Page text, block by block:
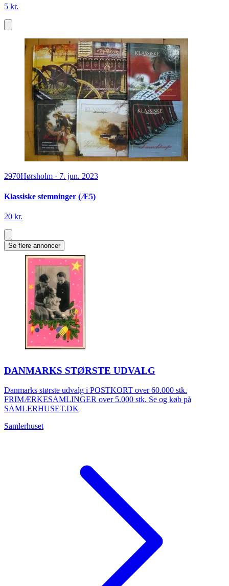
5 kr.
2970Hørsholm · 7. jun. 2023
Klassiske stemninger (Æ5)
20 kr.
Se flere annoncer
DANMARKS STØRSTE UDVALG
Danmarks største udvalg i POSTKORT over 60.000 stk.
FRIMÆRKESAMLINGER over 5.000 stk. Se og køb på
SAMLERHUSET.DK
Samlerhuset